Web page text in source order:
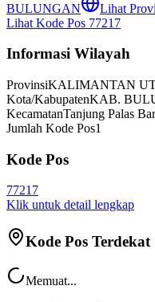
BULUNGAN
Lihat
Lihat Kode Pos 77217
Informasi Wilayah
ProvinsiKALIMANTAN
Kota/KabupatenKAB.
KecamatanTanjung Palas
Jumlah Kode Pos1
Kode Pos
77217
Klik untuk detail lengkap
Kode Pos Terdekat
Memuat...